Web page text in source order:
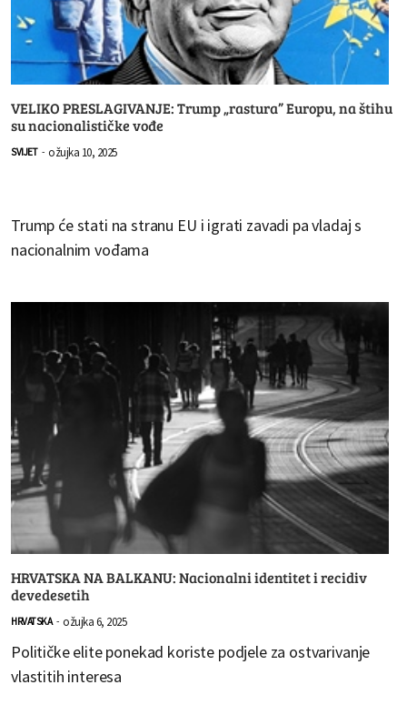
VELIKO PRESLAGIVANJE: Trump „rastura” Europu, na štihu
su nacionalističke vođe
SVIJET - ožujka 10, 2025
Trump će stati na stranu EU i igrati zavadi pa vladaj s
nacionalnim vođama
HRVATSKA NA BALKANU: Nacionalni identitet i recidiv
devedesetih
HRVATSKA - ožujka 6, 2025
Političke elite ponekad koriste podjele za ostvarivanje
vlastitih interesa